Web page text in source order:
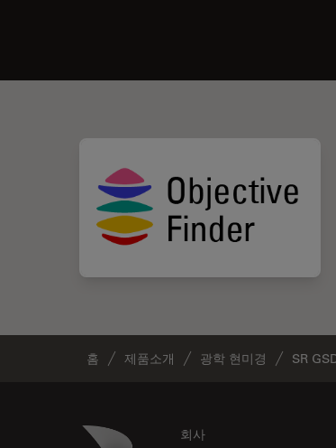
홈 제품소개 광학 현미경 SR
Danaher Logo 회사